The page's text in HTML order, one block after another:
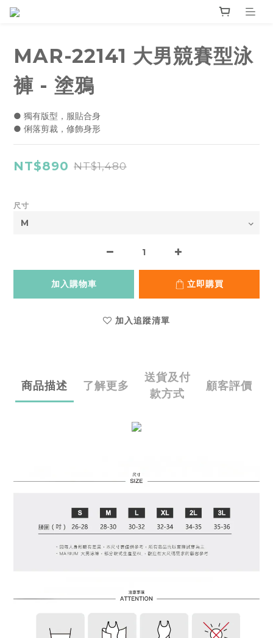
MAR-22141 大男競賽型泳
褲 - 塗鴉
● 獨有版型，服貼合身
● 俐落剪裁，修飾身形
NT$890 NT$1,480
尺寸
加入購物車 立即購買
加入追蹤清單
商品描述 了解更多
送貨及付
款方式
顧客評價